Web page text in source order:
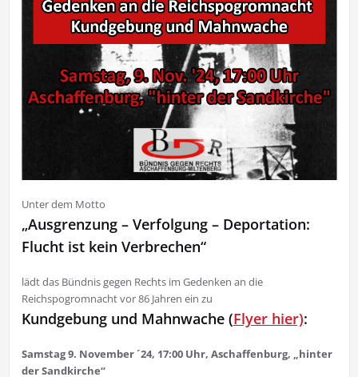
Unter dem Motto
„Ausgrenzung – Verfolgung – Deportation:
Flucht ist kein Verbrechen“
lädt das Bündnis gegen Rechts im Gedenken an die
Reichspogromnacht vor 86 Jahren ein zu
Kundgebung und Mahnwache (Flyer hier):
Samstag 9. November ´24, 17:00 Uhr, Aschaffenburg, „hinter
der Sandkirche“